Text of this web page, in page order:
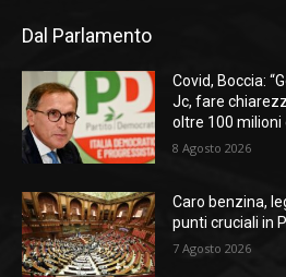
Dal Parlamento
Covid, Boccia:
Jc, fare
oltre 100 milioni
8 Agosto 2026
Caro benzina,
punti cruciali in
7 Agosto 2026